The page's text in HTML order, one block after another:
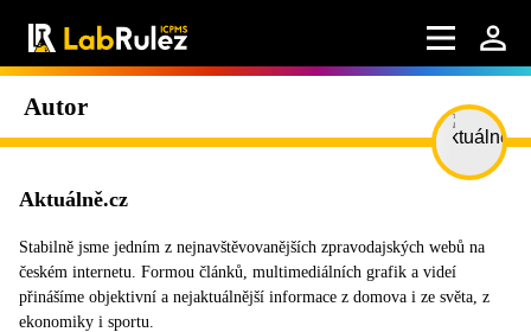
Autor
Aktuálně.cz
Stabilně jsme jedním z nejnavštěvovanějších zpravodajských webů na
českém internetu. Formou článků, multimediálních grafik a videí
přinášíme objektivní a nejaktuálnější informace z domova i ze světa, z
ekonomiky i sportu.